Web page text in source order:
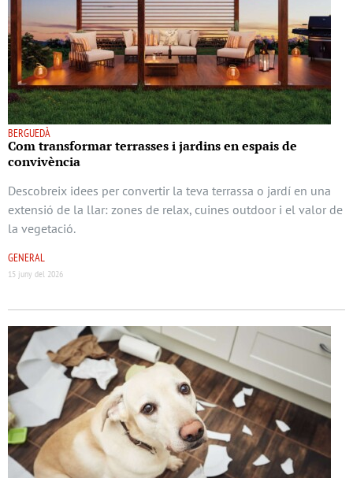
BERGUEDÀ
Com transformar terrasses i jardins en espais de
convivència
Descobreix idees per convertir la teva terrassa o jardí en una
extensió de la llar: zones de relax, cuines outdoor i el valor de
la vegetació.
GENERAL
15 juny del 2026